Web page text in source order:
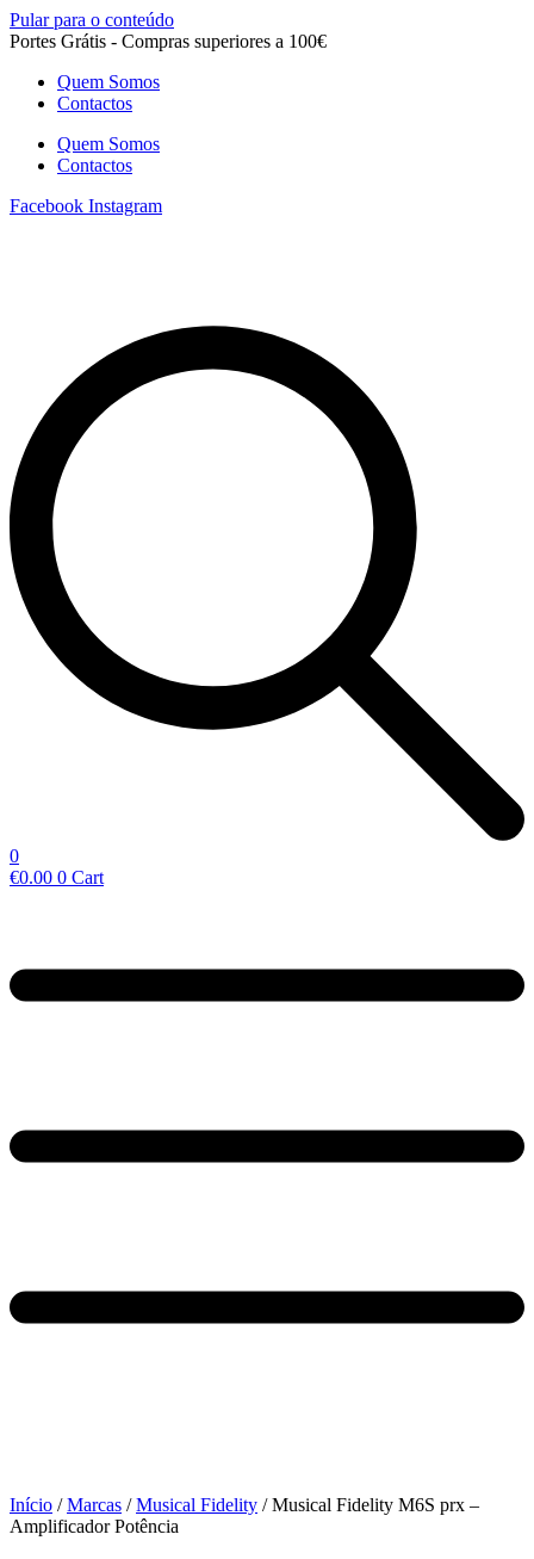
Pular para o conteúdo
Portes Grátis - Compras superiores a 100€
Quem Somos
Contactos
Quem Somos
Contactos
Facebook Instagram
0
€0.00 0 Cart
Início /Marcas /Musical Fidelity / Musical Fidelity M6S prx –
Amplificador Potência